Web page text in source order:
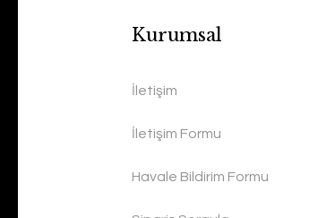
Kurumsal
İletişim
İletişim Formu
Havale Bildirim Formu